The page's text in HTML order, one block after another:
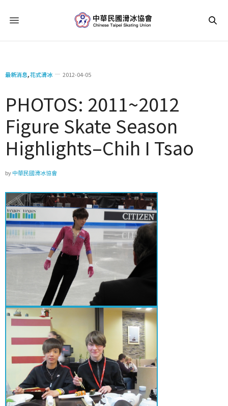
最新消息,花式滑冰 2012-04-05
PHOTOS: 2011~2012
Figure Skate Season
Highlights–Chih I Tsao
by中華民國滑冰協會